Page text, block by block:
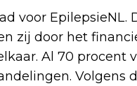
voor EpilepsieNL.
zij door het
Al 70 procent
Volgens